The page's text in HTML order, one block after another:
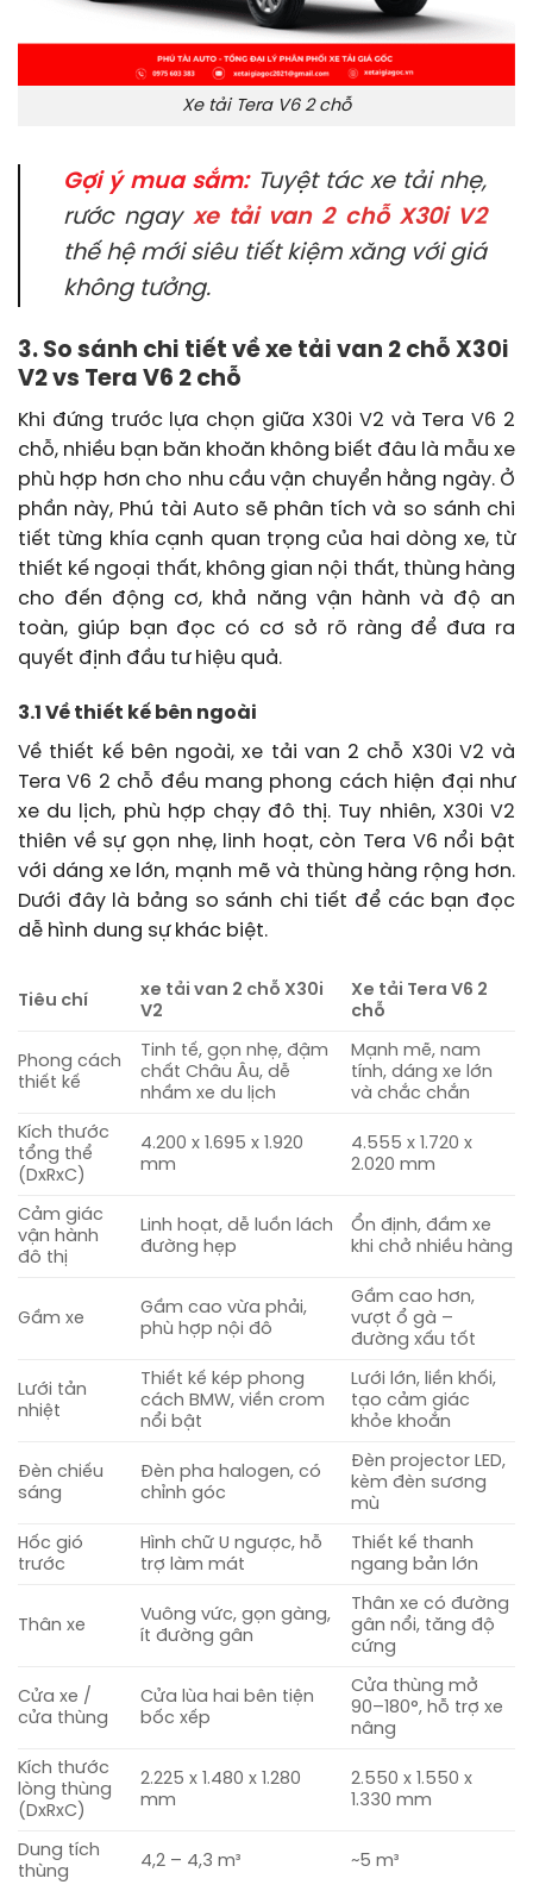
Xe tải Tera V6 2 chỗ
Gợi ý mua sắm:Tuyệt tác xe tải nhẹ,
rước ngay xe tải van 2 chỗ X30i V2
thế hệ mới siêu tiết kiệm xăng với giá
không tưởng.
3. So sánh chi tiết về xe tải van 2 chỗ X30i
V2 vs Tera V6 2 chỗ
Khi đứng trước lựa chọn giữa X30i V2 và Tera V6 2
chỗ, nhiều bạn băn khoăn không biết đâu là mẫu xe
phù hợp hơn cho nhu cầu vận chuyển hằng ngày. Ở
phần này, Phú tài Auto sẽ phân tích và so sánh chi
tiết từng khía cạnh quan trọng của hai dòng xe, từ
thiết kế ngoại thất, không gian nội thất, thùng hàng
cho đến động cơ, khả năng vận hành và độ an
toàn, giúp bạn đọc có cơ sở rõ ràng để đưa ra
quyết định đầu tư hiệu quả.
3.1 Về thiết kế bên ngoài
Về thiết kế bên ngoài, xe tải van 2 chỗ X30i V2 và
Tera V6 2 chỗ đều mang phong cách hiện đại như
xe du lịch, phù hợp chạy đô thị. Tuy nhiên, X30i V2
thiên về sự gọn nhẹ, linh hoạt, còn Tera V6 nổi bật
với dáng xe lớn, mạnh mẽ và thùng hàng rộng hơn.
Dưới đây là bảng so sánh chi tiết để các bạn đọc
dễ hình dung sự khác biệt.
Tiêu chí
xe tải van 2 chỗ X30i
V2
Xe tải Tera V6 2
chỗ
Phong cách
thiết kế
Tinh tế, gọn nhẹ, đậm
chất Châu Âu, dễ
nhầm xe du lịch
Mạnh mẽ, nam
tính, dáng xe lớn
và chắc chắn
Kích thước
tổng thể
(DxRxC)
4.200 x 1.695 x 1.920
mm
4.555 x 1.720 x
2.020 mm
Cảm giác
vận hành
đô thị
Linh hoạt, dễ luồn lách
đường hẹp
Ổn định, đầm xe
khi chở nhiều hàng
Gầm xe
Gầm cao vừa phải,
phù hợp nội đô
Gầm cao hơn,
vượt ổ gà –
đường xấu tốt
Lưới tản
nhiệt
Thiết kế kép phong
cách BMW, viền crom
nổi bật
Lưới lớn, liền khối,
tạo cảm giác
khỏe khoắn
Đèn chiếu
sáng
Đèn pha halogen, có
chỉnh góc
Đèn projector LED,
kèm đèn sương
mù
Hốc gió
trước
Hình chữ U ngược, hỗ
trợ làm mát
Thiết kế thanh
ngang bản lớn
Thân xe
Vuông vức, gọn gàng,
ít đường gân
Thân xe có đường
gân nổi, tăng độ
cứng
Cửa xe /
cửa thùng
Cửa lùa hai bên tiện
bốc xếp
Cửa thùng mở
90–180°, hỗ trợ xe
nâng
Kích thước
lòng thùng
(DxRxC)
2.225 x 1.480 x 1.280
mm
2.550 x 1.550 x
1.330 mm
Dung tích
thùng
4,2 – 4,3 m³ ~5 m³